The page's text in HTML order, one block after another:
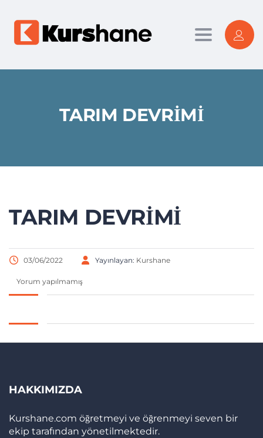
Toggle
TARIM DEVRIMI
TARIM DEVRIMI
03/06/2022 Yayınlayan: Kurshane
Yorum yapılmamış
HAKKIMIZDA
Kurshane.com öğretmeyi ve öğrenmeyi seven bir
ekip tarafından yönetilmektedir.